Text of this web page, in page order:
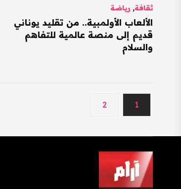
ثقافة, رياضة
الألعاب الأولمبية.. من تقليد يوناني
قديم إلى منصة عالمية للتفاهم
والسلام
1
2